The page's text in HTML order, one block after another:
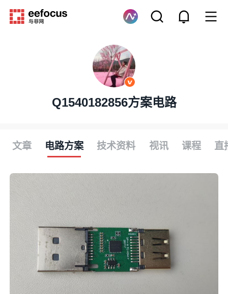
Q1540182856方案电路
文章 电路方案 技术资料 视讯 课程 直